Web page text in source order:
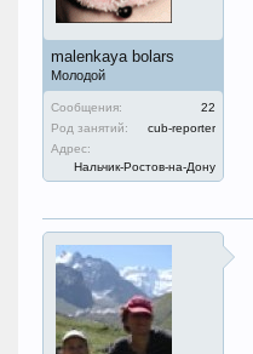
malenkaya bolars
Молодой
Сообщения:
22
Род занятий:
cub-reporter
Адрес:
Нальчик-Ростов-на-Дону